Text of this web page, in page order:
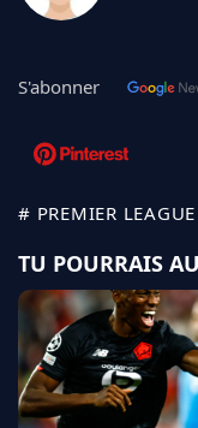
S'abonner
# PREMIER LEAGUE
TU POURRAIS